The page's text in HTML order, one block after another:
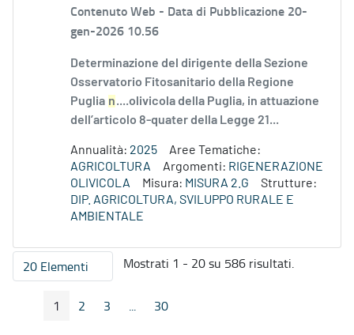
Contenuto Web - Data di Pubblicazione 20-
gen-2026 10.56
Determinazione del dirigente della Sezione
Osservatorio Fitosanitario della Regione
Puglia n....olivicola della Puglia, in attuazione
dell’articolo 8-quater della Legge 21...
Annualità: 2025
Aree Tematiche:
AGRICOLTURA
Argomenti: RIGENERAZIONE
OLIVICOLA
Misura: MISURA 2.G
Strutture:
DIP. AGRICOLTURA, SVILUPPO RURALE E
AMBIENTALE
20 ElementiPer pagina
Mostrati 1 - 20 su 586 risultati.
Pagina Precedente
Pagina
1 Pagina
2 Pagina
3 ...
Pagine intermedie
Pagina
30